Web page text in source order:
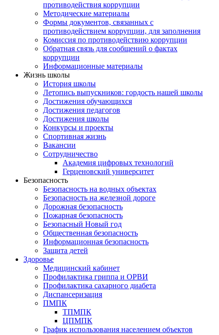
противодействия коррупции
Методические материалы
Формы документов, связанных с
противодействием коррупции, для заполнения
Комиссия по противодействию коррупции
Обратная связь для сообщений о фактах
коррупции
Информационные материалы
Жизнь школы
История школы
Летопись выпускников: гордость нашей школы
Достижения обучающихся
Достижения педагогов
Достижения школы
Конкурсы и проекты
Спортивная жизнь
Вакансии
Сотрудничество
Академия цифровых технологий
Герценовский университет
Безопасность
Безопасность на водных объектах
Безопасность на железной дороге
Дорожная безопасность
Пожарная безопасность
Безопасный Новый год
Общественная безопасность
Информационная безопасность
Защита детей
Здоровье
Медицинский кабинет
Профилактика гриппа и ОРВИ
Профилактика сахарного диабета
Диспансеризация
ПМПК
ТПМПК
ЦПМПК
График использования населением объектов